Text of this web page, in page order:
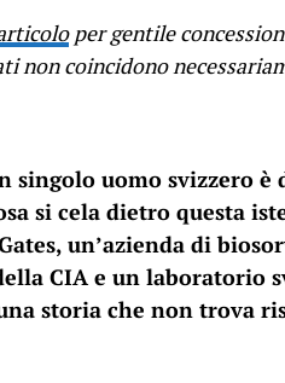
per gentile
non coincidono
singolo uomo svizzero
si cela dietro questa
un’azienda di
CIA e un laboratorio
storia che non trova